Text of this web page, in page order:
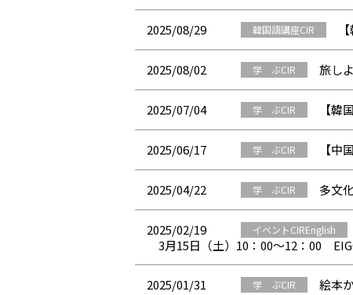
2025/08/29 韓国語講座CIR
2025/08/02 学 ぶCIR 旅し
2025/07/04 学 ぶCIR 【
2025/06/17 学 ぶCIR 【
2025/04/22 学 ぶCIR 多文
2025/02/19 イベントCIREnglish
3月15日（土）10：00～12：00
2025/01/31 学 ぶCIR 絵本